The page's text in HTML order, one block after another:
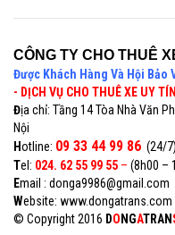
CÔNG TY CHO THUÊ
Được Khách Hàng Và Hội Bảo
- DỊCH VỤ CHO THUÊ XE UY
Địa chỉ: Tầng 14 Tòa Nhà Văn
Nội
Hotline: 09 33 44 99 86 (24/7)
Tel: 024. 62 55 99 55 – (8h00 –
Email : donga9986@gmail.com
Website: www.dongatrans.com
© Copyright 2016 DONGATRAN